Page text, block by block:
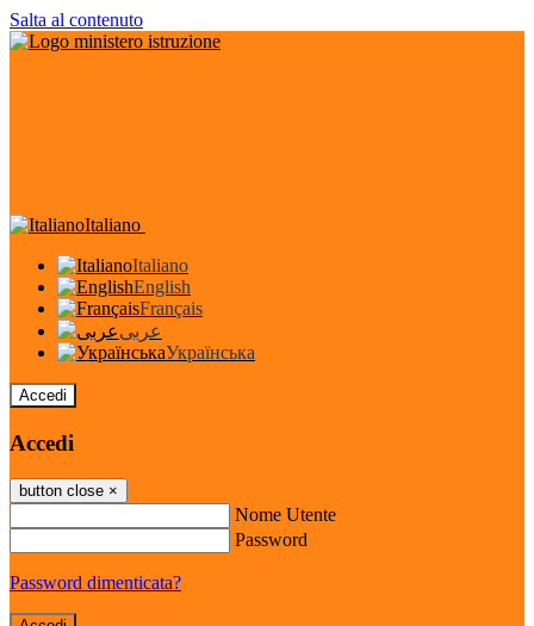
Salta al contenuto
Italiano
Italiano
English
Français
عربى
Українська
Accedi
Accedi
button close ×
Nome Utente
Password
Password dimenticata?